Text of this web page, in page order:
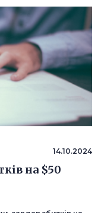
14.10.2024
на $50